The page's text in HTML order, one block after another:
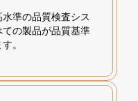
準の品質検査シス
の製品が品質基準
。